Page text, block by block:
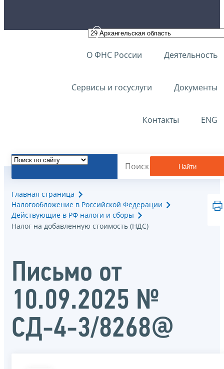
О ФНС России Деятельность
Сервисы и госуслуги Документы
Контакты ENG
Найти
Главная страница
Налогообложение в Российской Федерации
Действующие в РФ налоги и сборы
Налог на добавленную стоимость (НДС)
Письмо от
10.09.2025 №
СД-4-3/8268@